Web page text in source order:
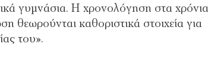
γυμνάσια. Η χρονολόγηση στα χρόνια
θεωρούνται καθοριστικά στοιχεία για
του».